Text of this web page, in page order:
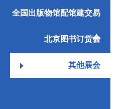
全国出版物馆配馆建交易
会
北京图书订货会
其他展会